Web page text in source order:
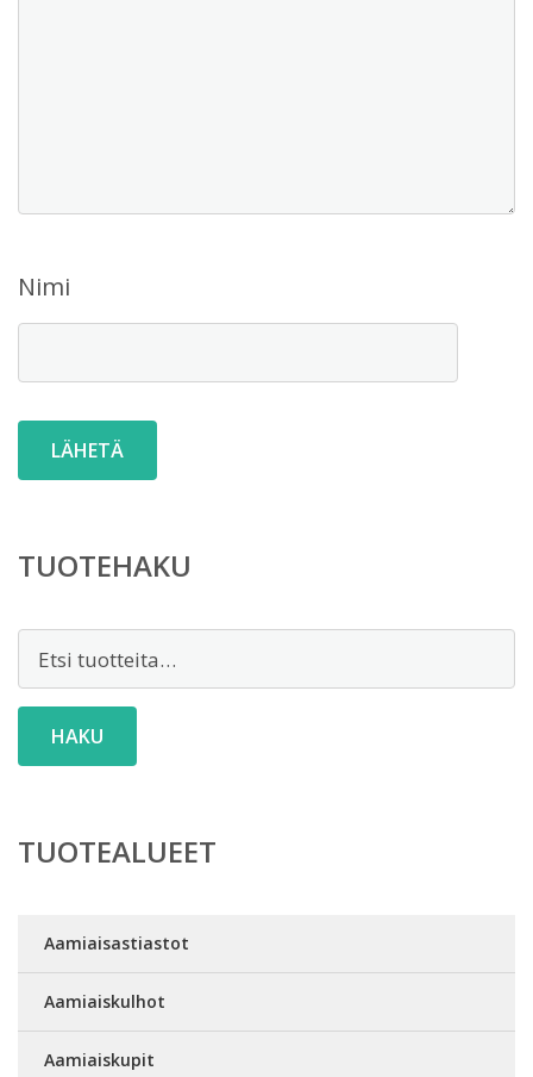
Nimi
TUOTEHAKU
HAKU
TUOTEALUEET
Aamiaisastiastot
Aamiaiskulhot
Aamiaiskupit